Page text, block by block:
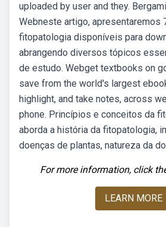
uploaded by user and they.
Webneste artigo, apresentaremos
fitopatologia disponíveis para
abrangendo diversos tópicos
de estudo. Webget textbooks on
save from the world's largest
highlight, and take notes, across
phone. Princípios e conceitos da
aborda a história da fitopatologia,
doenças de plantas, natureza da
For more information, click
LEARN MORE